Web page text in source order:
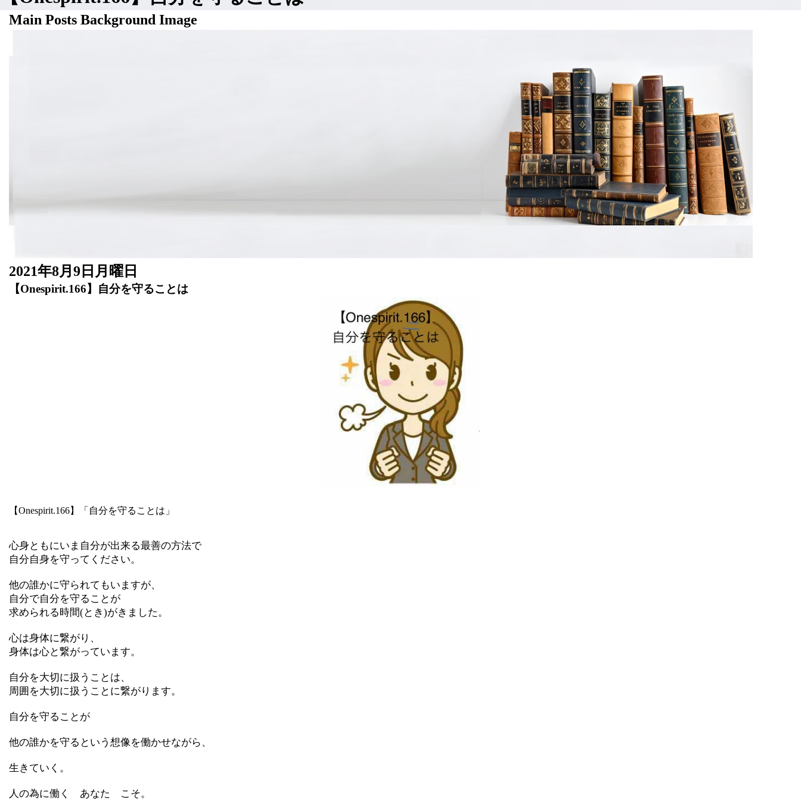
Main Posts Background Image
2021年8月9日月曜日
【Onespirit.166】自分を守ることは
【Onespirit.166】「自分を守ることは」
心身ともにいま自分が出来る最善の方法で
自分自身を守ってください。
他の誰かに守られてもいますが、
自分で自分を守ることが
求められる時間( とき)がきました。
心は身体に繋がり、
身体は心と繋がっています。
自分を大切に扱うことは、
周囲を大切に扱うことに繋がります。
自分を守ることが
他の誰かを守るという想像を働かせながら、
生きていく。
人の為に働く あなた こそ。